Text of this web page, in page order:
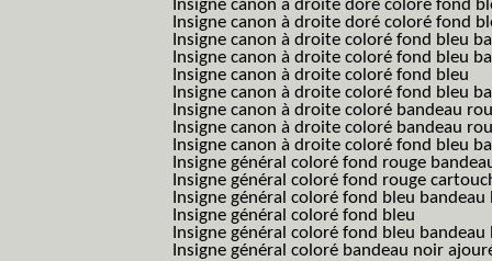
Insigne canon à droite doré coloré fond
Insigne canon à droite doré coloré fond
Insigne canon à droite coloré fond bleu
Insigne canon à droite coloré fond bleu
Insigne canon à droite coloré fond bleu
Insigne canon à droite coloré fond bleu
Insigne canon à droite coloré bandeau
Insigne canon à droite coloré bandeau
Insigne canon à droite coloré fond bleu
Insigne général coloré fond rouge
Insigne général coloré fond rouge
Insigne général coloré fond bleu bandeau
Insigne général coloré fond bleu
Insigne général coloré fond bleu bandeau
Insigne général coloré bandeau noir